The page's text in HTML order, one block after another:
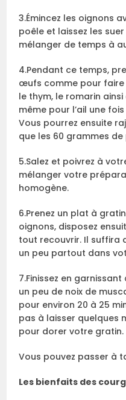
3.Émincez les oignons
poêle et laissez les
mélanger de temps à
4.Pendant ce temps,
œufs comme pour faire
le thym, le romarin
même pour l’ail une
Vous pourrez ensuite
que les 60 grammes
5.Salez et poivrez à
mélanger votre
homogène.
6.Prenez un plat à
oignons, disposez
tout recouvrir. Il suffira
un peu partout dans
7.Finissez en
un peu de noix de
pour environ 20 à 25
pas à laisser quelques
pour dorer votre gratin.
Vous pouvez passer à
Les bienfaits des